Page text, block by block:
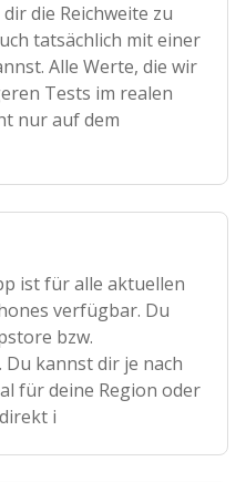
die Reichweite zu
tatsächlich mit einer
Alle Werte, die wir
Tests im realen
nur auf dem
ist für alle aktuellen
verfügbar. Du
bzw.
kannst dir je nach
für deine Region oder
i